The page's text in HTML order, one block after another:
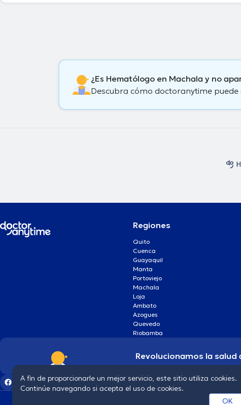
¿Es Hematólogo en Machala y no
Descubra cómo doctoranytime
Regiones
Quito
Cuenca
Guayaquil
Manta
Portoviejo
Machala
Loja
Ambato
Azogues
Quevedo
Riobamba
Revolucionamos la salud
A fin de proporcionarle un mejor servicio, este sitio utiliza cookies.
Continúe navegando si acepta el uso de cookies.
OK